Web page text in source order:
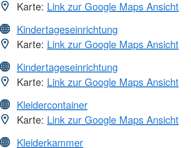
Karte: Link zur Google Maps Ansicht
Kindertageseinrichtung
Karte: Link zur Google Maps Ansicht
Kindertageseinrichtung
Karte: Link zur Google Maps Ansicht
Kleidercontainer
Karte: Link zur Google Maps Ansicht
Kleiderkammer